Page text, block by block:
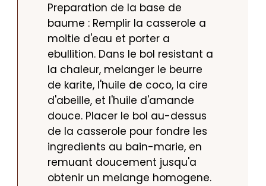
Preparation de la base de
baume : Remplir la casserole a
moitie d'eau et porter a
ebullition. Dans le bol resistant a
la chaleur, melanger le beurre
de karite, l'huile de coco, la cire
d'abeille, et l'huile d'amande
douce. Placer le bol au-dessus
de la casserole pour fondre les
ingredients au bain-marie, en
remuant doucement jusqu'a
obtenir un melange homogene.